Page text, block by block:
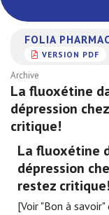
FOLIA
VERSION PDF
Archive
La fluoxétine
dépression
critique!
La fluoxétine
dépression
restez critique!
[Voir "Bon à